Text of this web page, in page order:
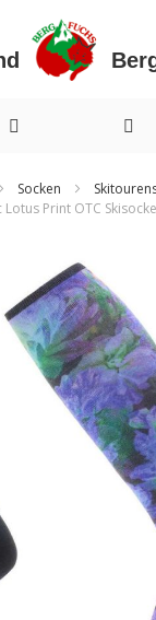
Socken
Print OTC